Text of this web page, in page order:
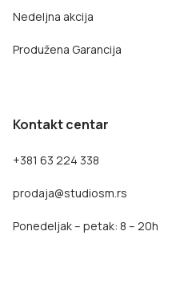
Nedeljna akcija
Produžena Garancija
Kontakt centar
+381 63 224 338
prodaja@studiosm.rs
Ponedeljak – petak: 8 – 20h